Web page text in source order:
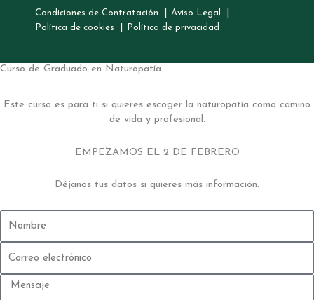
Condiciones de Contratación
Aviso Legal
Política de cookies
Política de privacidad
Curso de Graduado en Naturopatía
Este curso es para ti si quieres escoger la naturopatía como camino
de vida y profesional.
EMPEZAMOS EL 2 DE FEBRERO
Déjanos tus datos si quieres más información.
electrónico
Mensaje